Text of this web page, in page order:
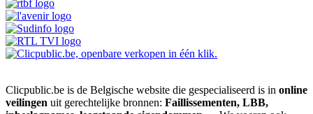
Clicpublic.be is de Belgische website die gespecialiseerd is in online
veilingen uit gerechtelijke bronnen: Faillissementen, LBB,